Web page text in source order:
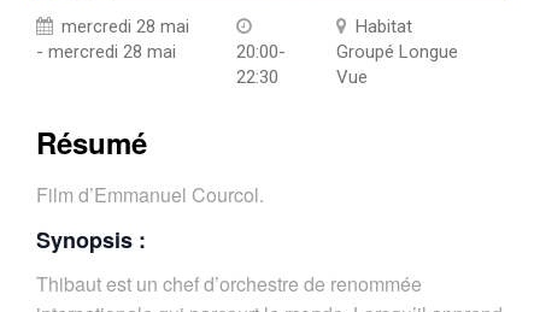
mercredi 28 mai
- mercredi 28 mai
20:00-
22:30
Habitat
Groupé Longue
Vue
Résumé
Film d’Emmanuel Courcol.
Synopsis :
Thibaut est un chef d’orchestre de renommée